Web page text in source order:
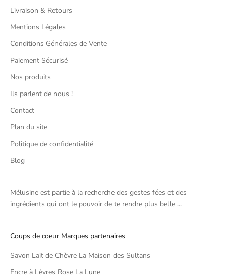
Livraison & Retours
Mentions Légales
Conditions Générales de Vente
Paiement Sécurisé
Nos produits
Ils parlent de nous !
Contact
Plan du site
Politique de confidentialité
Blog
Mélusine est partie à la recherche des gestes fées et des
ingrédients qui ont le pouvoir de te rendre plus belle ...
Coups de coeur Marques partenaires
Savon Lait de Chèvre La Maison des Sultans
Encre à Lèvres Rose La Lune